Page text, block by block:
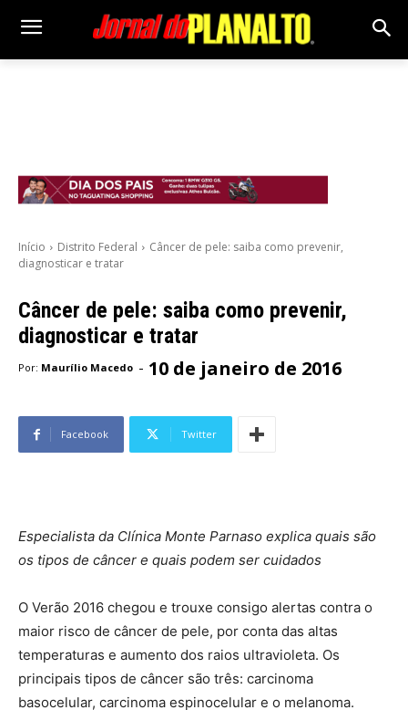
Início Distrito Federal
Câncer de pele: saiba como prevenir,
diagnosticar e tratar
Câncer de pele: saiba como prevenir,
diagnosticar e tratar
Por: Maurílio Macedo - 10 de janeiro de 2016
Facebook Twitter
Especialista da Clínica Monte Parnaso explica quais são
os tipos de câncer e quais podem ser cuidados
O Verão 2016 chegou e trouxe consigo alertas contra o
maior risco de câncer de pele, por conta das altas
temperaturas e aumento dos raios ultravioleta. Os
principais tipos de câncer são três: carcinoma
basocelular, carcinoma espinocelular e o melanoma.